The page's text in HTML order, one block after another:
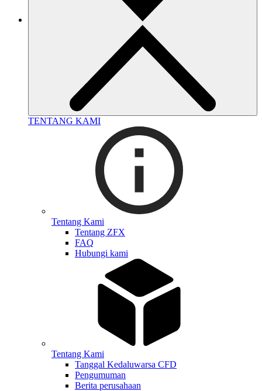
TENTANG KAMI
Tentang Kami
Tentang ZFX
FAQ
Hubungi kami
Tentang Kami
Tanggal Kedaluwarsa CFD
Pengumuman
Berita perusahaan